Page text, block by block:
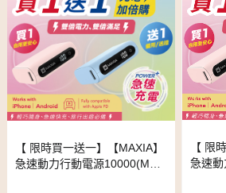
【 限時買一送一】【MAXIA】
急速動力行動電源10000(MPB
【 限
急速動